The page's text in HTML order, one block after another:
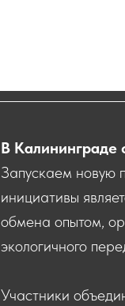
В Калининграде
Запускаем новую
инициативы
обмена опытом,
экологичного
Участники